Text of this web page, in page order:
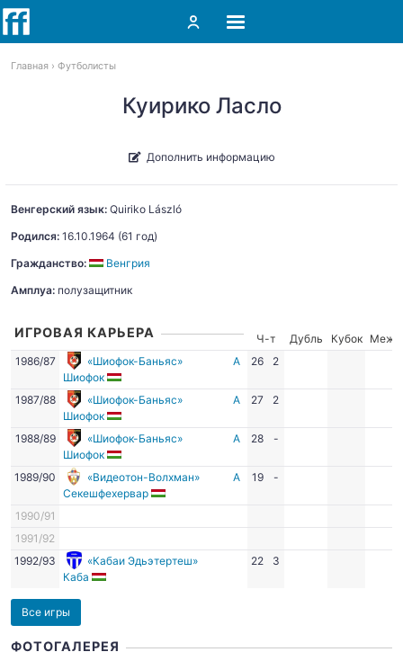
Главная Футболисты
Куирико Ласло
Дополнить информацию
Венгерский язык: Quiriko László
Родился: 16.10.1964 (61 год)
Гражданство:
Венгрия
Амплуа: полузащитник
ИГРОВАЯ КАРЬЕРА Ч-т Дубль Кубок
Межд.
1986/87
«Шиофок-Баньяс»
Шиофок
А 26 2
1987/88
«Шиофок-Баньяс»
Шиофок
А 27 2
1988/89
«Шиофок-Баньяс»
Шиофок
А 28 -
1989/90
«Видеотон-Волхман»
Секешфехервар
А 19 -
1990/91
1991/92
1992/93
«Кабаи Эдьэтертеш»
Каба
22 3
Все игры
ФОТОГАЛЕРЕЯ